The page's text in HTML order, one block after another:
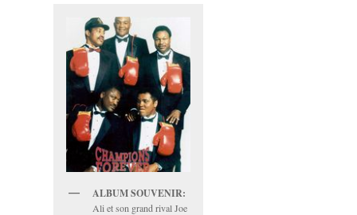
ALBUM SOUVENIR:
Ali et son grand rival Joe